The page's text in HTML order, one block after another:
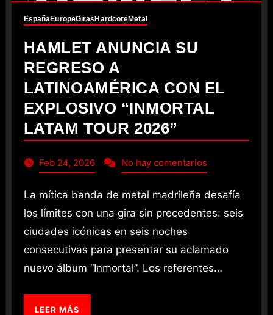
EspañaEuropeGiras HardcoreMetal
HAMLET ANUNCIA SU
REGRESO A
LATINOAMÉRICA CON EL
EXPLOSIVO “INMORTAL
LATAM TOUR 2026”
Feb 24, 2026 No hay comentarios
La mítica banda de metal madrileña desafía
los límites con una gira sin precedentes: seis
ciudades icónicas en seis noches
consecutivas para presentar su aclamado
nuevo álbum “Inmortal”. Los referentes…
LEER MÁS